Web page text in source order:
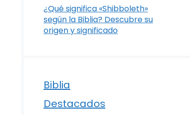
¿Qué significa «Shibboleth»
según la Biblia? Descubre su
origen y significado
Biblia
Destacados